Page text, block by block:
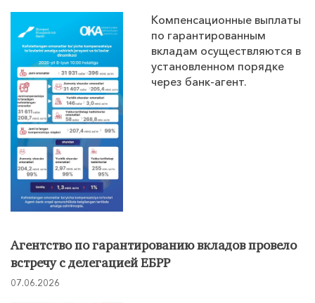
Компенсационные выплаты
по гарантированным
вкладам осуществляются в
установленном порядке
через банк-агент.
Агентство по гарантированию вкладов провело
встречу с делегацией ЕБРР
07.06.2026